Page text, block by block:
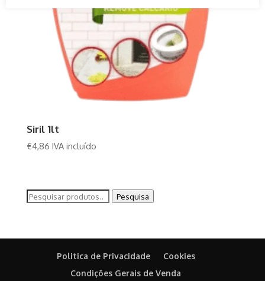
Siril 1lt
€4,86 IVA incluído
Pesquisar
Pesquisa
Politica de Privacidade
Cookies
Condições Gerais de Venda